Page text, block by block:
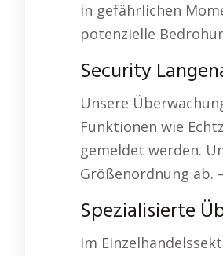
in gefährlichen
potenzielle
Security
Unsere
Funktionen wie
gemeldet werden.
Größenordnung ab.
Spezialisierte
Im